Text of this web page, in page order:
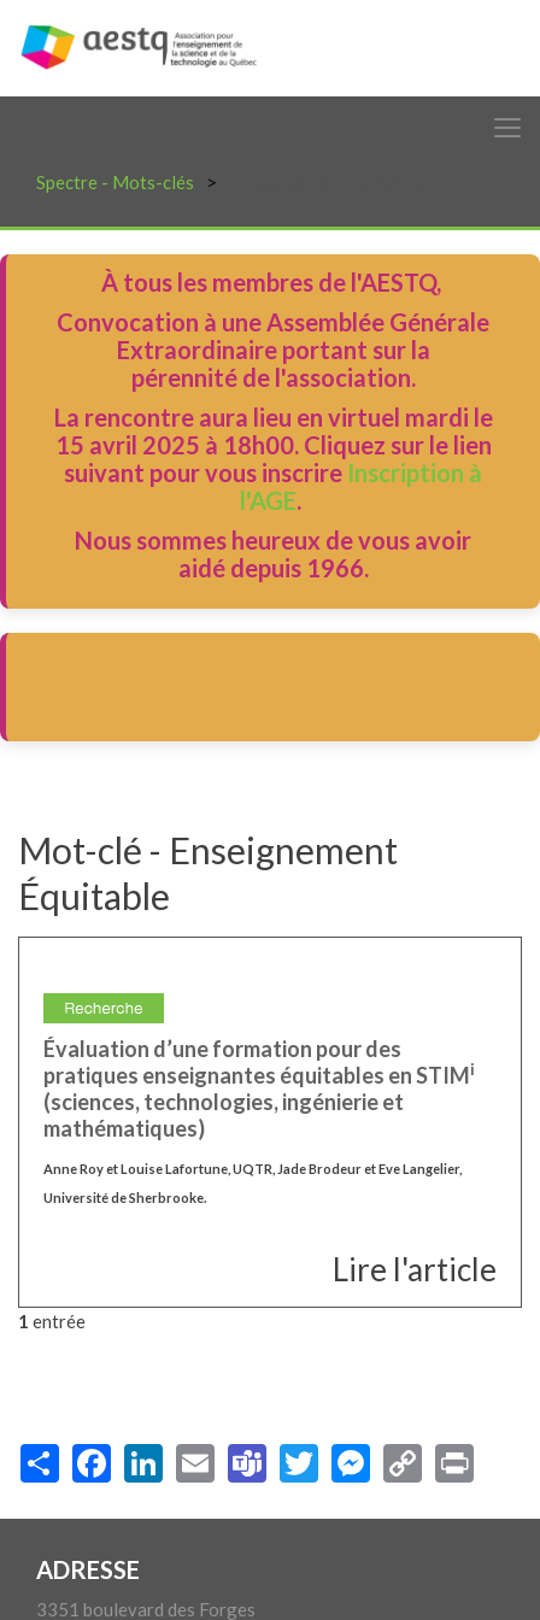
Spectre - Mots-clés
À tous les membres de l'AESTQ,
Convocation à une Assemblée Générale
Extraordinaire portant sur la
pérennité de l'association.
La rencontre aura lieu en virtuel mardi le
15 avril 2025 à 18h00. Cliquez sur le lien
suivant pour vous inscrire Inscription à
l'AGE.
Nous sommes heureux de vous avoir
aidé depuis 1966.
Mot-clé - Enseignement
Équitable
Évaluation d’une formation pour des
pratiques enseignantes équitables en STIMi
(sciences, technologies, ingénierie et
mathématiques)
Anne Roy et Louise Lafortune, UQTR, Jade Brodeur et Eve Langelier,
Université de Sherbrooke.
Lire l'article
1 entrée
ADRESSE
3351 boulevard des Forges